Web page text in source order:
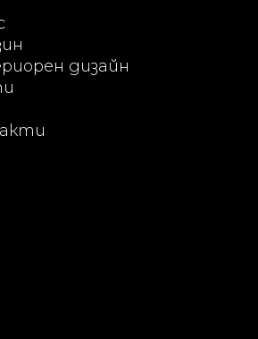
дизайн